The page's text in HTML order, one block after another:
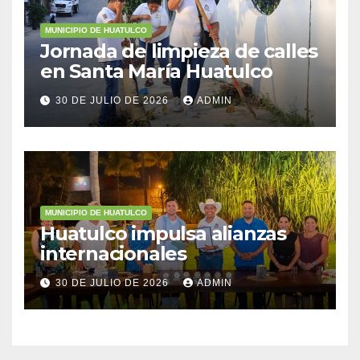
MUNICIPIO DE HUATULCO
Jornada de limpieza de calles
en Santa María Huatulco
30 DE JULIO DE 2026 ADMIN
MUNICIPIO DE HUATULCO
Huatulco impulsa alianzas
internacionales
30 DE JULIO DE 2026 ADMIN